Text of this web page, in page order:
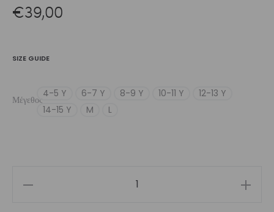
€39,00
SIZE GUIDE
Μέγεθος
4-5 Y 6-7 Y 8-9 Y 10-11 Y
12-13 Y
14-15 Y
M L